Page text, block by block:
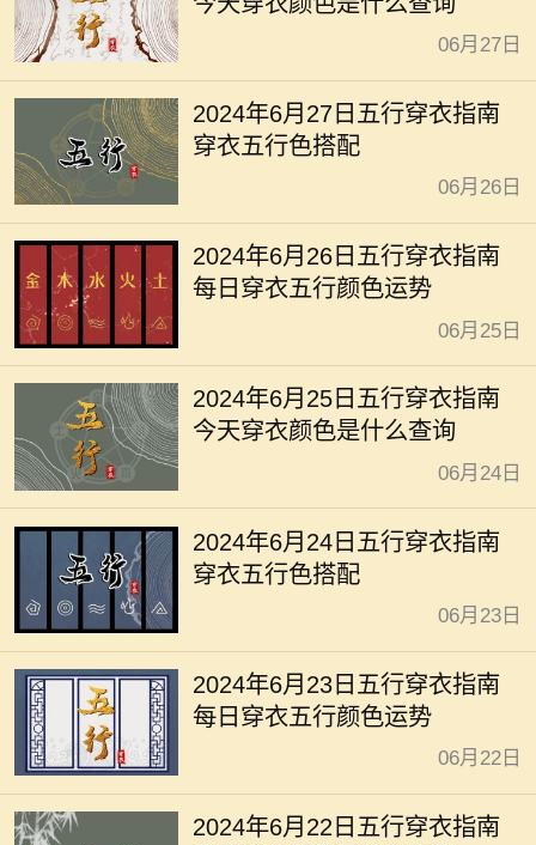
06月27日
2024年6月27日五行穿衣指南
穿衣五行色搭配
06月26日
2024年6月26日五行穿衣指南
每日穿衣五行颜色运势
06月25日
2024年6月25日五行穿衣指南
今天穿衣颜色是什么查询
06月24日
2024年6月24日五行穿衣指南
穿衣五行色搭配
06月23日
2024年6月23日五行穿衣指南
每日穿衣五行颜色运势
06月22日
2024年6月22日五行穿衣指南